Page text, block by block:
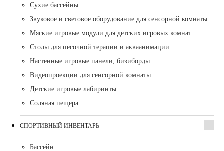
Сухие бассейны
Звуковое и световое оборудование для сенсорной комнаты
Мягкие игровые модули для детских игровых комнат
Столы для песочной терапии и акваанимации
Настенные игровые панели, бизиборды
Видеопроекции для сенсорной комнаты
Детские игровые лабиринты
Соляная пещера
СПОРТИВНЫЙ ИНВЕНТАРЬ
Бассейн